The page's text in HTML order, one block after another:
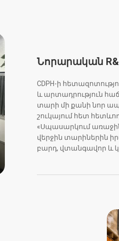
Նորարական
CDPH-ի
և արտադրություն
տարի մի քանի նոր
շուկայում հետ
«Սպասարկում առաջին
վերջին տարիներին
բարդ, վտանգավոր և